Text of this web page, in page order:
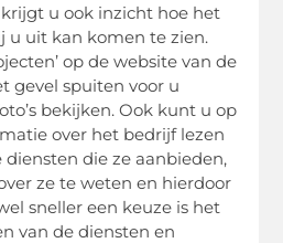
u ook inzicht hoe het
u uit kan komen te zien.
op de website van de
gevel spuiten voor u
bekijken. Ook kunt u op
over het bedrijf lezen
die ze aanbieden,
ze te weten en hierdoor
sneller een keuze is het
van de diensten en